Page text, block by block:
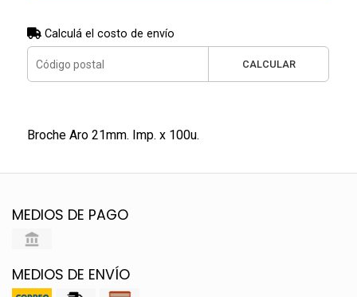
Calculá el costo de envío
CALCULAR
Broche Aro 21mm. Imp. x 100u.
MEDIOS DE PAGO
MEDIOS DE ENVÍO